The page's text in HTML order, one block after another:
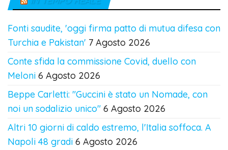
Fonti saudite, 'oggi firma patto di mutua difesa con
Turchia e Pakistan' 7 Agosto 2026
Conte sfida la commissione Covid, duello con
Meloni 6 Agosto 2026
Beppe Carletti: "Guccini è stato un Nomade, con
noi un sodalizio unico" 6 Agosto 2026
Altri 10 giorni di caldo estremo, l'Italia soffoca. A
Napoli 48 gradi 6 Agosto 2026